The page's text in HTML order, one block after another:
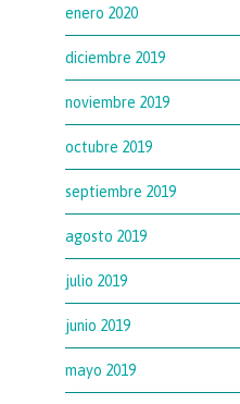
enero 2020
diciembre 2019
noviembre 2019
octubre 2019
septiembre 2019
agosto 2019
julio 2019
junio 2019
mayo 2019